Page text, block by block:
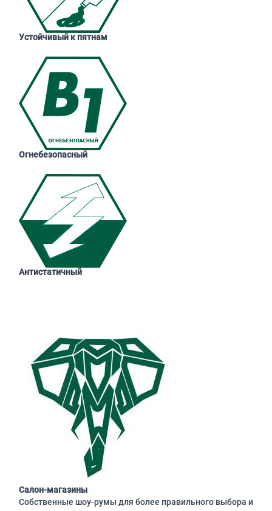
Устойчивый к пятнам
Огнебезопасный
Антистатичный
Салон-магазины
Собственные шоу-румы для более правильного выбора и